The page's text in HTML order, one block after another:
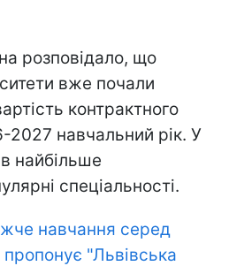
розповідало, що
вже почали
контрактного
2027 навчальний рік. У
найбільше
спеціальності.
навчання серед
"Львівська